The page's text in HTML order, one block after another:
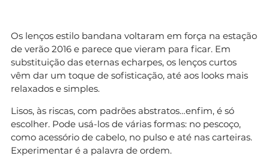
Os lenços estilo bandana voltaram em força na estação
de verão 2016 e parece que vieram para ficar. Em
substituição das eternas echarpes, os lenços curtos
vêm dar um toque de sofisticação, até aos looks mais
relaxados e simples.
Lisos, às riscas, com padrões abstratos…enfim, é só
escolher. Pode usá-los de várias formas: no pescoço,
como acessório de cabelo, no pulso e até nas carteiras.
Experimentar é a palavra de ordem.